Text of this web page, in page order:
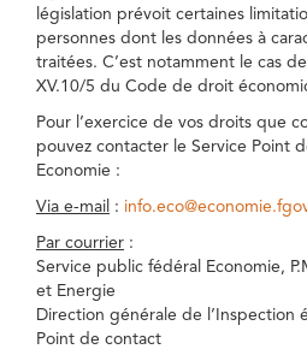
législation prévoit certaines
personnes dont les données à
traitées. C’est notamment le cas
XV.10/5 du Code de droit
Pour l’exercice de vos droits que
pouvez contacter le Service Point
Economie :
Via e-mail :
Par courrier :
Service public fédéral Economie,
et Energie
Direction générale de l’Inspection
Point de contact